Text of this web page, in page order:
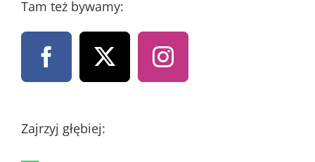
Tam też bywamy:
Zajrzyj głębiej: